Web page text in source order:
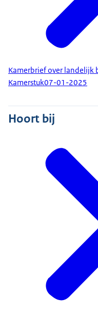
Kamerbrief over landelijk
Kamerstuk07-01-2025
Hoort bij